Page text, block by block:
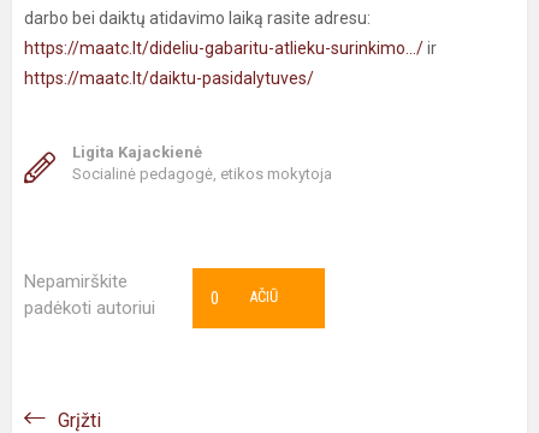
darbo bei daiktų atidavimo laiką rasite adresu:
https://maatc.lt/dideliu-gabaritu-atlieku-surinkimo.../ir
https://maatc.lt/daiktu-pasidalytuves/
Ligita Kajackienė
Socialinė pedagogė, etikos mokytoja
Nepamirškite
padėkoti autoriui
AČIŪ
0
Grįžti